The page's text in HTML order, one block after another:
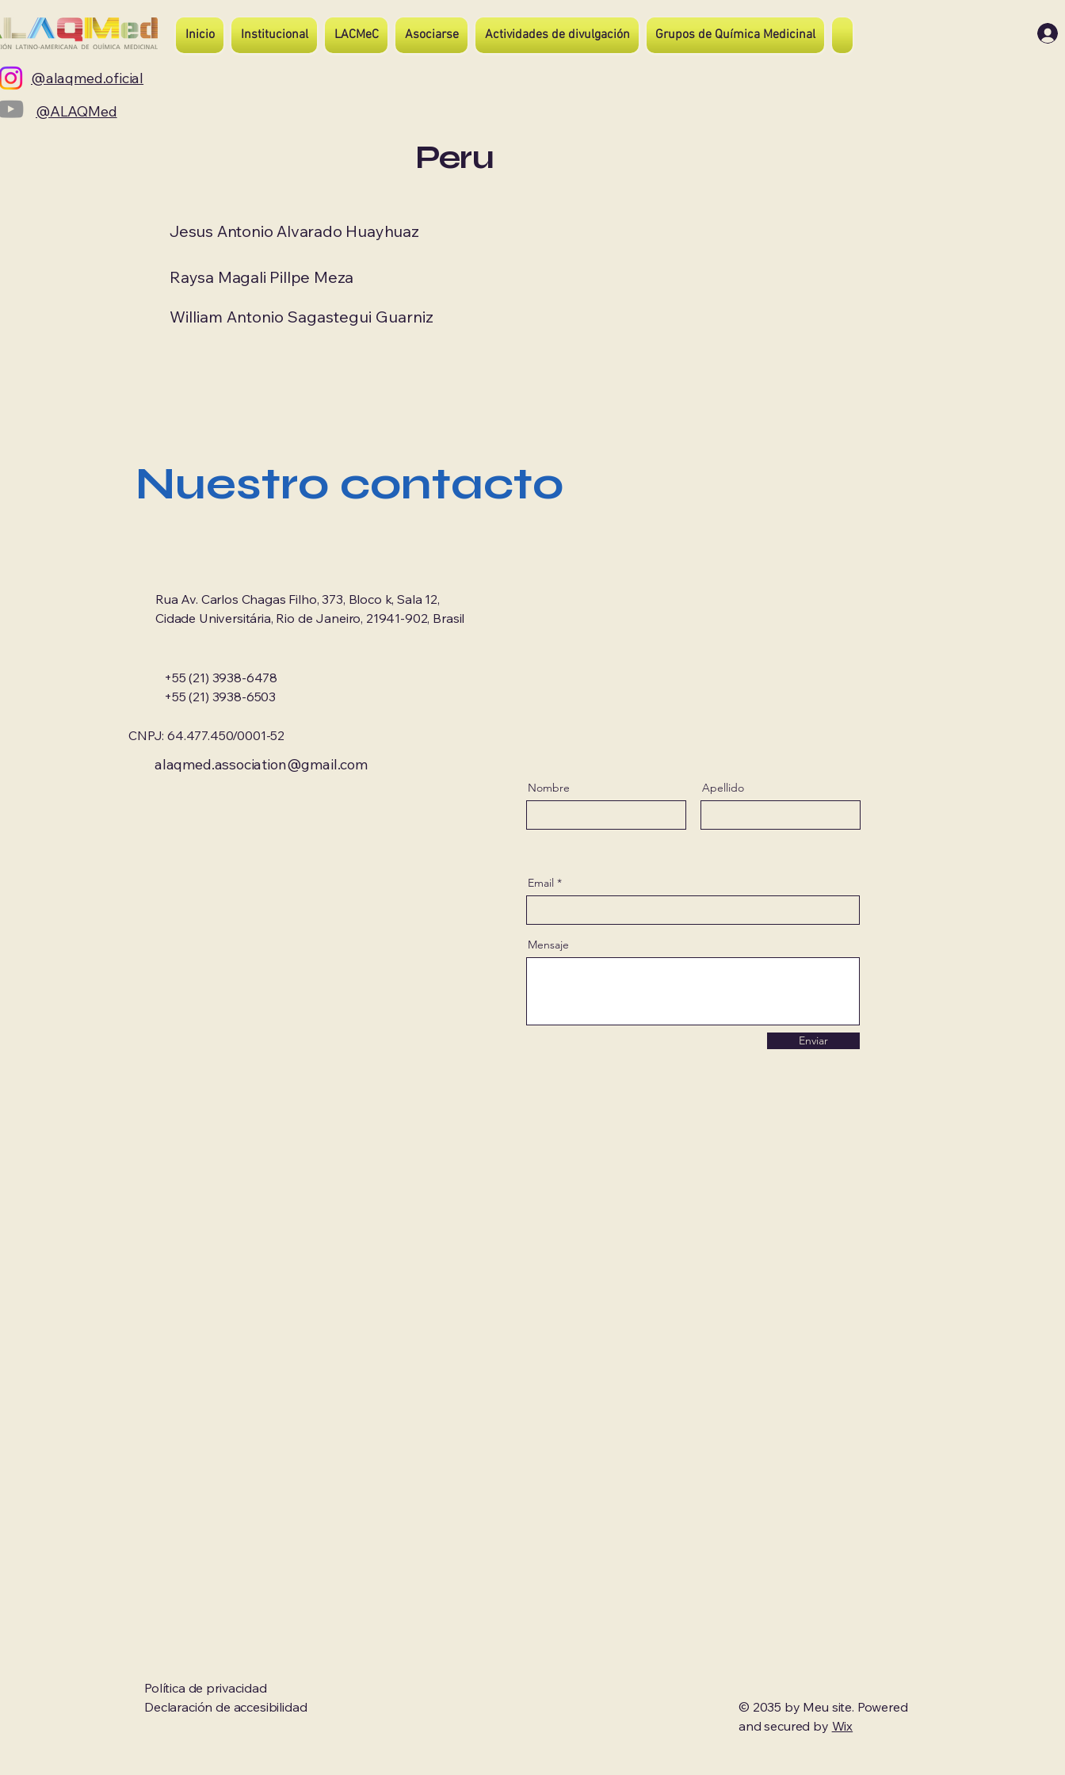
Inicio Institucional LACMeC Asociarse Actividades de divulgación Grupos de Química Medicinal
@alaqmed.oficial
@ALAQMed
Peru
Jesus Antonio Alvarado Huayhuaz
Raysa Magali Pillpe Meza
William Antonio Sagastegui Guarniz
Nuestro contacto
Rua Av. Carlos Chagas Filho, 373, Bloco k, Sala 12,
Cidade Universitária, Rio de Janeiro, 21941-902, Brasil
+55 (21) 3938-6478
+55 (21) 3938-6503
CNPJ: 64.477.450/0001-52
alaqmed.association@gmail.com
Nombre Apellido
Email
Mensaje
Enviar
Política de privacidad
Declaración de accesibilidad
© 2035 by Meu site. Powered
and secured by Wix